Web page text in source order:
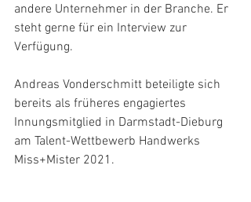
andere Unternehmer in der Branche. Er
steht gerne für ein Interview zur
Verfügung.
Andreas Vonderschmitt beteiligte sich
bereits als früheres engagiertes
Innungsmitglied in Darmstadt-Dieburg
am Talent-Wettbewerb Handwerks
Miss+Mister 2021.